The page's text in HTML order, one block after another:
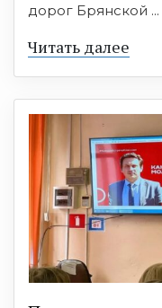
дорог Брянской ...
Читать далее